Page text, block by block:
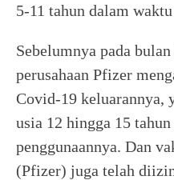
5-11 tahun dalam
Sebelumnya pada
perusahaan Pfizer
Covid-19 keluarannya,
usia 12 hingga 15
penggunaannya. Dan
(Pfizer) juga telah